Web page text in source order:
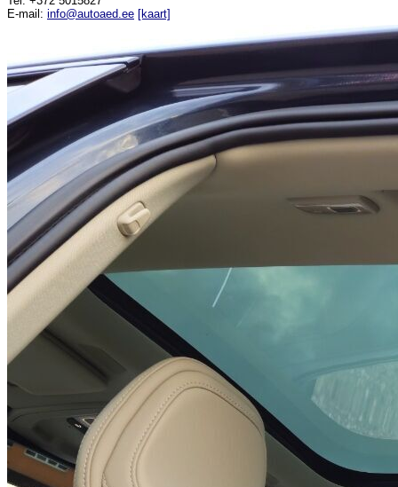
E-mail: info@autoaed.ee [kaart]